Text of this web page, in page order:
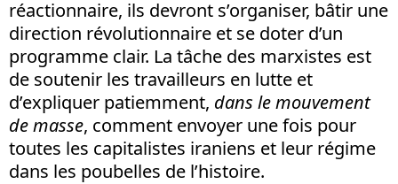
réactionnaire, ils devront s’organiser, bâtir une
direction révolutionnaire et se doter d’un
programme clair. La tâche des marxistes est
de soutenir les travailleurs en lutte et
d’expliquer patiemment, dans le mouvement
de masse, comment envoyer une fois pour
toutes les capitalistes iraniens et leur régime
dans les poubelles de l’histoire.